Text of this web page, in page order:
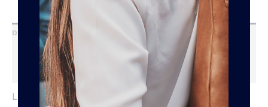
Description
Additional information
Reviews (0)
LEREN DAMES RIEM SNAKE